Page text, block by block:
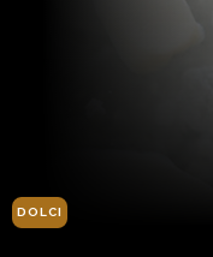
DOLCI